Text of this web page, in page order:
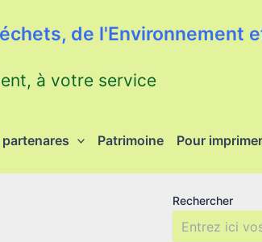
de l'Environnement
à votre service
Patrimoine Pour imprimer
Rechercher